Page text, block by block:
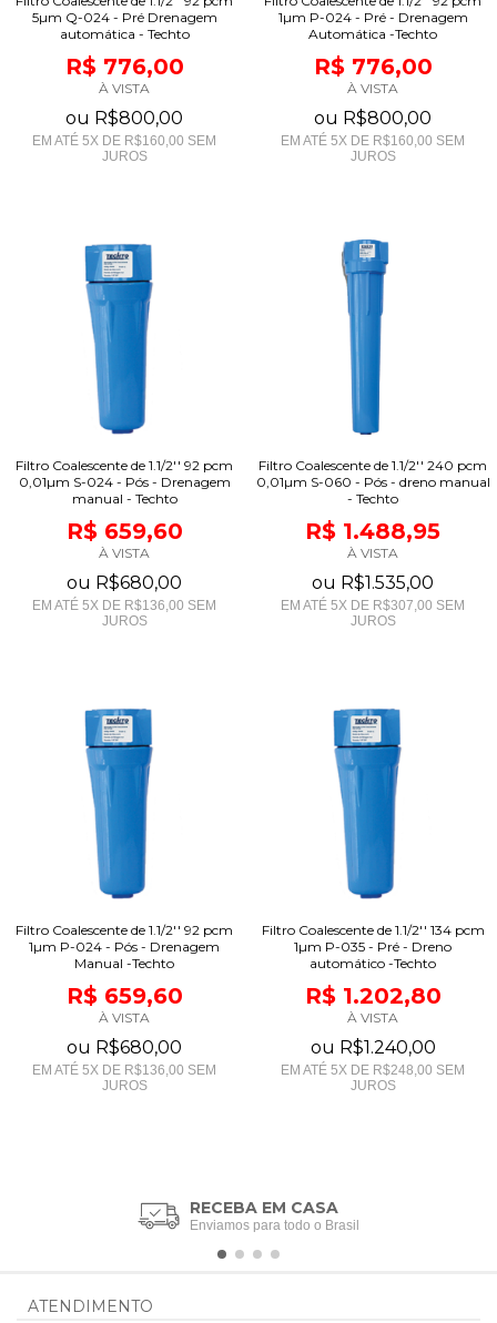
5µm Q-024 - Pré Drenagem
automática - Techto
R$ 776,00
À VISTA
ou R$800,00
EM ATÉ 5X DE R$160,00 SEM
JUROS
1µm P-024 - Pré - Drenagem
Automática -Techto
R$ 776,00
À VISTA
ou R$800,00
EM ATÉ 5X DE R$160,00 SEM
JUROS
Filtro Coalescente de 1.1/2'' 92 pcm
0,01µm S-024 - Pós - Drenagem
manual - Techto
R$ 659,60
À VISTA
ou R$680,00
EM ATÉ 5X DE R$136,00 SEM
JUROS
Filtro Coalescente de 1.1/2'' 240 pcm
0,01µm S-060 - Pós - dreno manual
- Techto
R$ 1.488,95
À VISTA
ou R$1.535,00
EM ATÉ 5X DE R$307,00 SEM
JUROS
Filtro Coalescente de 1.1/2'' 92 pcm
1µm P-024 - Pós - Drenagem
Manual -Techto
R$ 659,60
À VISTA
ou R$680,00
EM ATÉ 5X DE R$136,00 SEM
JUROS
Filtro Coalescente de 1.1/2'' 134 pcm
1µm P-035 - Pré - Dreno
automático -Techto
R$ 1.202,80
À VISTA
ou R$1.240,00
EM ATÉ 5X DE R$248,00 SEM
JUROS
RECEBA EM CASA
Enviamos para todo o Brasil
ATENDIMENTO